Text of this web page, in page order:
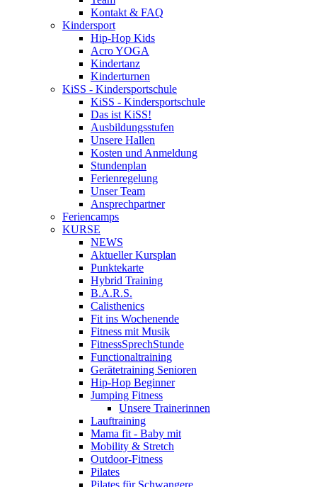
Kontakt & FAQ
Kindersport
Hip-Hop Kids
Acro YOGA
Kindertanz
Kinderturnen
KiSS - Kindersportschule
KiSS - Kindersportschule
Das ist KiSS!
Ausbildungsstufen
Unsere Hallen
Kosten und Anmeldung
Stundenplan
Ferienregelung
Unser Team
Ansprechpartner
Feriencamps
KURSE
NEWS
Aktueller Kursplan
Punktekarte
Hybrid Training
B.A.R.S.
Calisthenics
Fit ins Wochenende
Fitness mit Musik
FitnessSprechStunde
Functionaltraining
Gerätetraining Senioren
Hip-Hop Beginner
Jumping Fitness
Unsere Trainerinnen
Lauftraining
Mama fit - Baby mit
Mobility & Stretch
Outdoor-Fitness
Pilates
Pilates für Schwangere